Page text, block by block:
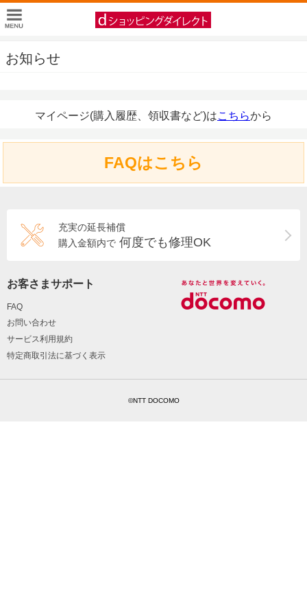
お知らせ
マイページ(購入履歴、領収書など)はこちらから
FAQはこちら
充実の延長補償
購入金額内で 何度でも修理OK
お客さまサポート
FAQ
お問い合わせ
サービス利用規約
特定商取引法に基づく表示
©NTT DOCOMO